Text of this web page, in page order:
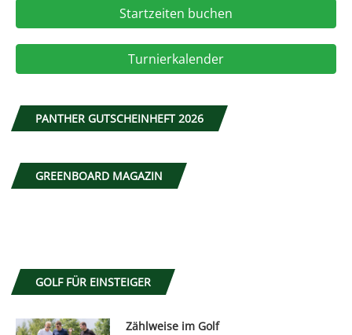
Startzeiten buchen
Turnierkalender
PANTHER GUTSCHEINHEFT 2026
GREENBOARD MAGAZIN
GOLF FÜR EINSTEIGER
Zählweise im Golf